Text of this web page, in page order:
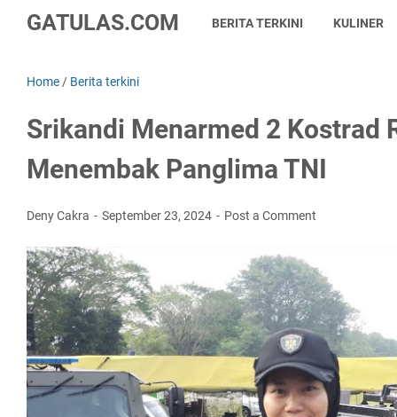
GATULAS.COM BERITA TERKINI KULINER
Home / Berita terkini
Srikandi Menarmed 2 Kostrad
Menembak Panglima TNI
Deny Cakra September 23, 2024 Post a Comment